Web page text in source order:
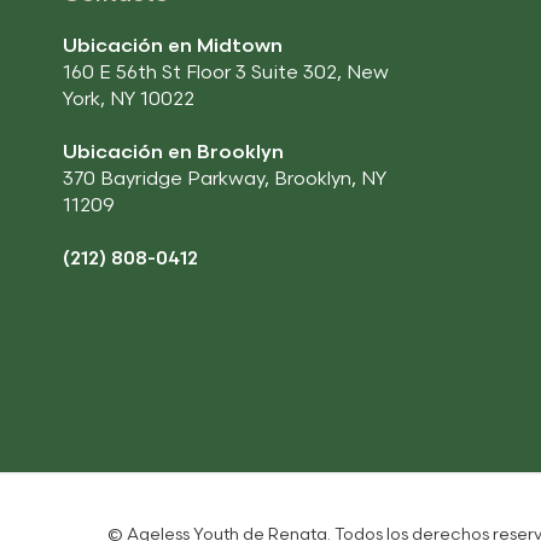
Ubicación en Midtown
160 E 56th St Floor 3 Suite 302, New
York, NY 10022
Ubicación en Brooklyn
370 Bayridge Parkway, Brooklyn, NY
11209
(212) 808-0412
© Ageless Youth de Renata. Todos los derechos